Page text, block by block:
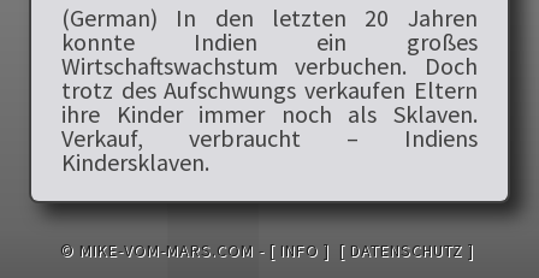
(German) In den letzten 20 Jahren
konnte Indien ein großes
Wirtschaftswachstum verbuchen. Doch
trotz des Aufschwungs verkaufen Eltern
ihre Kinder immer noch als Sklaven.
Verkauf, verbraucht – Indiens
Kindersklaven.
© MIKE-VOM-MARS.COM - [ INFO ] [ DATENSCHUTZ ]